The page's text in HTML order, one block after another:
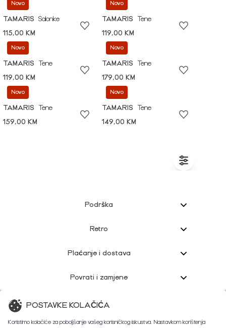
Novo
TAMARIS
Salonke
115,00 KM
Novo
TAMARIS
Tene
119,00 KM
Novo
TAMARIS
Tene
119,00 KM
Novo
TAMARIS
Tene
179,00 KM
Novo
TAMARIS
Tene
159,00 KM
Novo
TAMARIS
Tene
149,00 KM
Podrška
Retro
Plaćanje i dostava
Povrati i zamjene
Korisnička podrška
POSTAVKE KOLAČIĆA
Koristimo kolačiće za poboljšanje vašeg korisničkog iskustva. Nastavkom korištenja